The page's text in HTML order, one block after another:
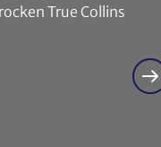
True Collins